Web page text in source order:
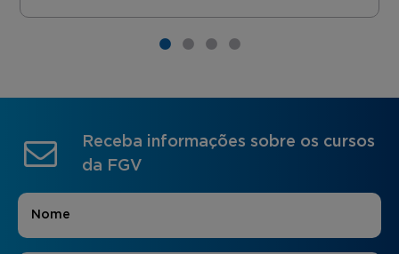
Receba informações sobre os cursos
da FGV
Nome